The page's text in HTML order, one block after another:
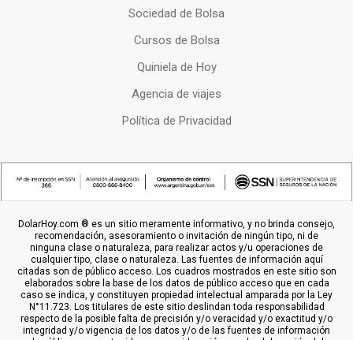
Sociedad de Bolsa
Cursos de Bolsa
Quiniela de Hoy
Agencia de viajes
Política de Privacidad
DolarHoy.com ® es un sitio meramente informativo, y no brinda consejo,
recomendación, asesoramiento o invitación de ningún tipo, ni de
ninguna clase o naturaleza, para realizar actos y/u operaciones de
cualquier tipo, clase o naturaleza. Las fuentes de información aquí
citadas son de público acceso. Los cuadros mostrados en este sitio son
elaborados sobre la base de los datos de público acceso que en cada
caso se indica, y constituyen propiedad intelectual amparada por la Ley
N°11.723. Los titulares de este sitio deslindan toda responsabilidad
respecto de la posible falta de precisión y/o veracidad y/o exactitud y/o
integridad y/o vigencia de los datos y/o de las fuentes de información